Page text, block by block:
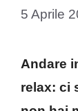
5 Aprile
Andare
relax: ci